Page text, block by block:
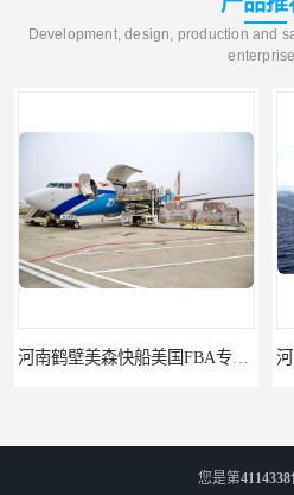
Development, design, production and
您是第4114338